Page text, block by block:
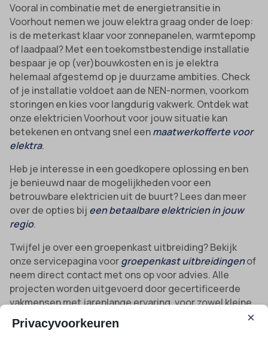
Vooral in combinatie met de energietransitie in
Voorhout nemen we jouw elektra graag onder de loep:
is de meterkast klaar voor zonnepanelen, warmtepomp
of laadpaal? Met een toekomstbestendige installatie
bespaar je op (ver)bouwkosten en is je elektra
helemaal afgestemd op je duurzame ambities. Check
of je installatie voldoet aan de NEN-normen, voorkom
storingen en kies voor langdurig vakwerk. Ontdek wat
onze elektricien Voorhout voor jouw situatie kan
betekenen en ontvang snel eenmaatwerkofferte voor
elektra.
Heb je interesse in een goedkopere oplossing en ben
je benieuwd naar de mogelijkheden voor een
betrouwbare elektricien uit de buurt? Lees dan meer
over de opties bij een betaalbare elektricien in jouw
regio.
Twijfel je over een groepenkast uitbreiding? Bekijk
onze servicepagina voorgroepenkast uitbreidingenof
neem direct contact met ons op voor advies. Alle
projecten worden uitgevoerd door gecertificeerde
vakmensen met jarenlange ervaring, voor zowel kleine
als grote elektrotechnische werkzaamheden in
Voorhout.
Privacyvoorkeuren ×